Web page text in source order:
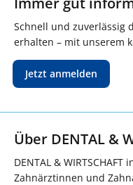
Schnell und zuverlässig
erhalten – mit unserem
Jetzt anmelden
Über DENTAL &
DENTAL &
Zahnärztinnen und